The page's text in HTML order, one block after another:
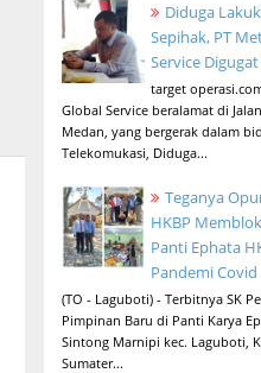
Diduga
Sepihak, PT
Service
target
Global Service beralamat di
Medan, yang bergerak dalam
Telekomukasi, Diduga...
Teganya
HKBP
Panti Ephata
Pandemi Covid
(TO - Laguboti) - Terbitnya SK
Pimpinan Baru di Panti Karya
Sintong Marnipi kec. Laguboti,
Sumater...